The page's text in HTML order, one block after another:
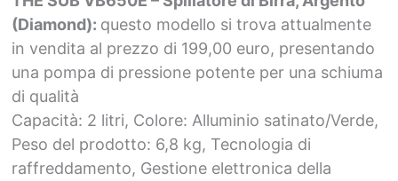
(Diamond): questo modello si trova attualmente
in vendita al prezzo di 199,00 euro, presentando
una pompa di pressione potente per una schiuma
di qualità
Capacità: 2 litri, Colore: Alluminio satinato/Verde,
Peso del prodotto: 6,8 kg, Tecnologia di
raffreddamento, Gestione elettronica della